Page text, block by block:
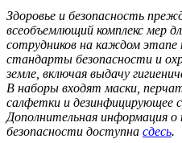
Здоровье и безопасность
всеобъемлющий комплекс мер
сотрудников на каждом этапе
стандарты безопасности и
земле, включая выдачу
В наборы входят маски,
салфетки и дезинфицирующее
Дополнительная информация
безопасности доступна сдесь.